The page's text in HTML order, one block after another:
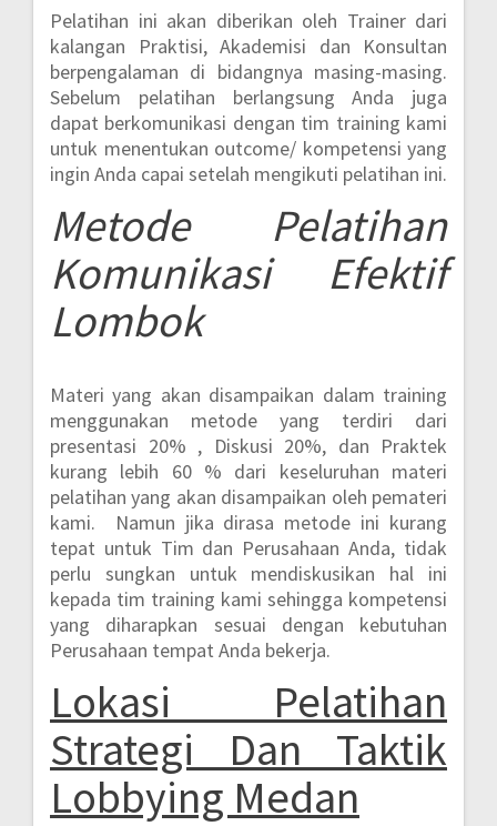
Pelatihan ini akan diberikan oleh Trainer dari
kalangan Praktisi, Akademisi dan Konsultan
berpengalaman di bidangnya masing-masing.
Sebelum pelatihan berlangsung Anda juga
dapat berkomunikasi dengan tim training kami
untuk menentukan outcome/ kompetensi yang
ingin Anda capai setelah mengikuti pelatihan ini.
Metode Pelatihan
Komunikasi Efektif
Lombok
Materi yang akan disampaikan dalam training
menggunakan metode yang terdiri dari
presentasi 20% , Diskusi 20%, dan Praktek
kurang lebih 60 % dari keseluruhan materi
pelatihan yang akan disampaikan oleh pemateri
kami. Namun jika dirasa metode ini kurang
tepat untuk Tim dan Perusahaan Anda, tidak
perlu sungkan untuk mendiskusikan hal ini
kepada tim training kami sehingga kompetensi
yang diharapkan sesuai dengan kebutuhan
Perusahaan tempat Anda bekerja.
Lokasi Pelatihan
Strategi Dan Taktik
Lobbying Medan